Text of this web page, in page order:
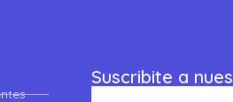
Suscribite a